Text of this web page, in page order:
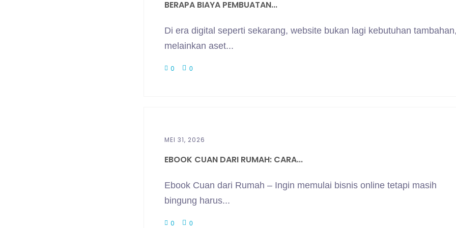
BERAPA BIAYA PEMBUATAN...
Di era digital seperti sekarang, website bukan lagi kebutuhan
melainkan aset...
0 0
MEI 31, 2026
EBOOK CUAN DARI RUMAH: CARA...
Ebook Cuan dari Rumah – Ingin memulai bisnis online tetapi masih
bingung harus...
0 0